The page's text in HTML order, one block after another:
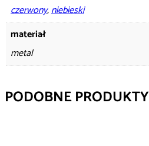
czerwony,niebieski
materiał
metal
PODOBNE PRODUKTY